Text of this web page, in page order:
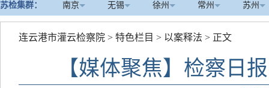
苏检集群： 南京 无锡 徐州 常州 苏州
连云港市灌云检察院 > 特色栏目 > 以案释法 > 正文
【媒体聚焦】检察日